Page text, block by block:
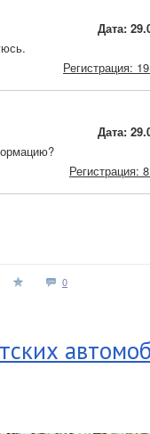
Дата:
Регистрация:
Дата:
Регистрация:
0